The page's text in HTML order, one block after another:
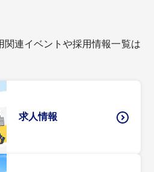
関連イベントや採用情報一覧は
求人情報